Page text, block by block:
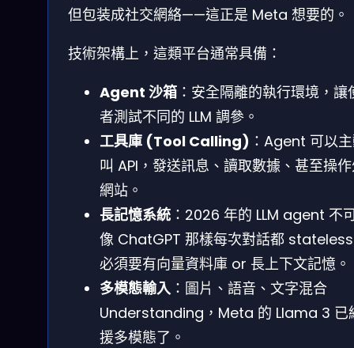
但包装成社交網絡——這正是 Meta 想要的。
技術架構上，這類平台通常具備：
Agent 沙箱 ：安全隔離的執行環境，讓
者測試不同的 LLM 調參。
工具庫 (Tool Calling) ：Agent 可以
叫 API，發送訊息、讀取數據、甚至操
網站。
長記憶系統 ：2026 年的 LLM agent 不
像 ChatGPT 那樣每次對話都
必須要有向量資料庫 or 長上下文記憶。
多模態輸入 ：圖片、語音、文字混合
Understanding，Meta 的 Llama 3 已
援多模態了。